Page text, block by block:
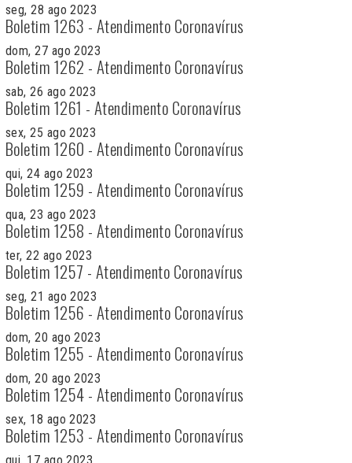
seg, 28 ago 2023
Boletim 1263 - Atendimento Coronavírus
dom, 27 ago 2023
Boletim 1262 - Atendimento Coronavírus
sab, 26 ago 2023
Boletim 1261 - Atendimento Coronavírus
sex, 25 ago 2023
Boletim 1260 - Atendimento Coronavírus
qui, 24 ago 2023
Boletim 1259 - Atendimento Coronavírus
qua, 23 ago 2023
Boletim 1258 - Atendimento Coronavírus
ter, 22 ago 2023
Boletim 1257 - Atendimento Coronavírus
seg, 21 ago 2023
Boletim 1256 - Atendimento Coronavírus
dom, 20 ago 2023
Boletim 1255 - Atendimento Coronavírus
dom, 20 ago 2023
Boletim 1254 - Atendimento Coronavírus
sex, 18 ago 2023
Boletim 1253 - Atendimento Coronavírus